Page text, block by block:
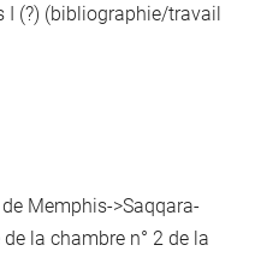
I (?) (bibliographie/travail
Memphis->Saqqara-
la chambre n° 2 de la